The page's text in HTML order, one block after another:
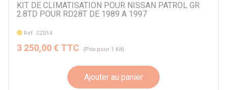
KIT DE CLIMATISATION POUR NISSAN PATROL GR
2.8TD POUR RD28T DE 1989 A 1997
Réf. CZ014
3 250,00 € TTC (Prix pour 1 Kit)
Ajouter au panier